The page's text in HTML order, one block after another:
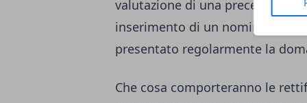
valutazione di una precedenza.
inserimento di un nominativo
presentato regolarmente la
Che cosa comporteranno le